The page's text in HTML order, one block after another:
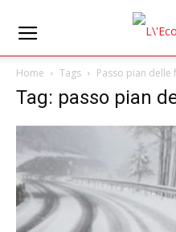
Home Tags Passo pian delle
Tag: passo pian